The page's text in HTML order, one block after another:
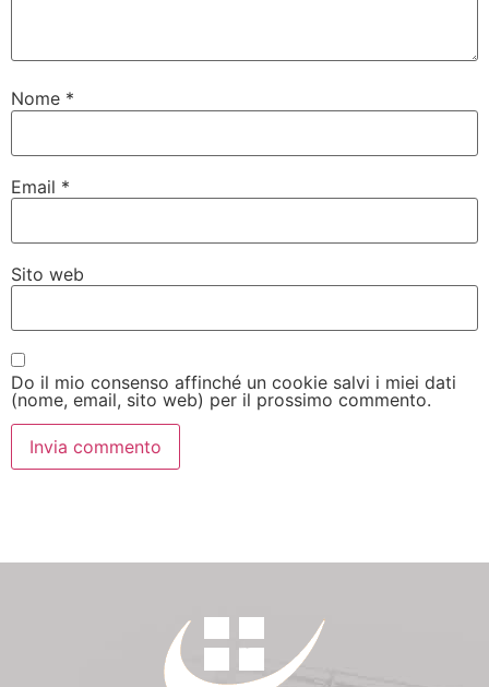
Nome *
Email *
Sito web
Do il mio consenso affinché un cookie salvi i miei dati
(nome, email, sito web) per il prossimo commento.